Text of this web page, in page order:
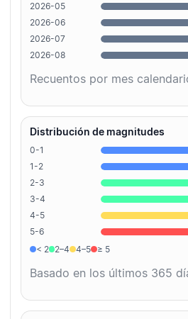
2026-05
2026-06
2026-07
2026-08
Recuentos por mes
Distribución de magnitudes
0-1
1-2
2-3
3-4
4-5
5-6
< 2
2–4 4–5 ≥ 5
Basado en los últimos 365